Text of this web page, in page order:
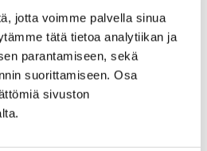
jotta voimme palvella sinua
tätä tietoa analytiikan ja
parantamiseen, sekä
suorittamiseen. Osa
sivuston
vastuumuseo